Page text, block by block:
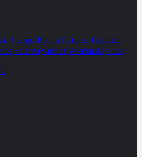
Stampa Epatiti featured Genetica
Scienza vaccini Veterinaria video